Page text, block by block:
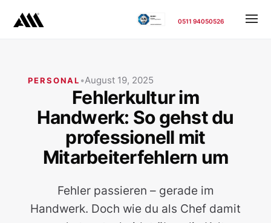
0511 94050526
PERSONAL •August 19, 2025
Fehlerkultur im
Handwerk: So gehst du
professionell mit
Mitarbeiterfehlern um
Fehler passieren – gerade im
Handwerk. Doch wie du als Chef damit